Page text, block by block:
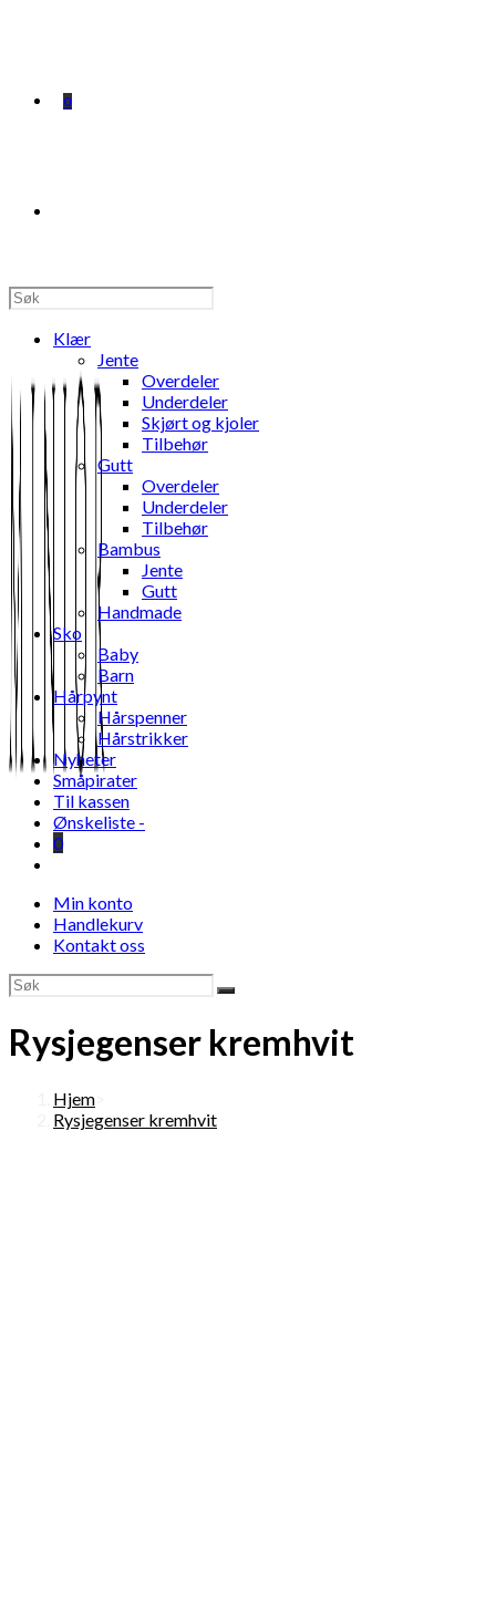
0
SEARCH
Klær
Jente
Overdeler
Underdeler
Skjørt og kjoler
Tilbehør
Gutt
Overdeler
Underdeler
Tilbehør
Bambus
Jente
Gutt
Handmade
Sko
Baby
Barn
Hårpynt
Hårspenner
Hårstrikker
Nyheter
Småpirater
Til kassen
Ønskeliste -
0
search
Min konto
Handlekurv
Kontakt oss
Rysjegenser kremhvit
Hjem
Rysjegenser kremhvit